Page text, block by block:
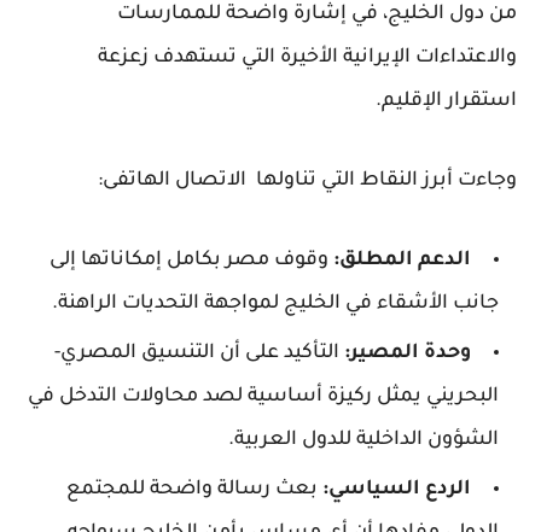
من دول الخليج، في إشارة واضحة للممارسات
والاعتداءات الإيرانية الأخيرة التي تستهدف زعزعة
استقرار الإقليم.
​وجاءت أبرز النقاط التي تناولها الاتصال الهاتفى:
الدعم المطلق: وقوف مصر بكامل إمكاناتها إلى
جانب الأشقاء في الخليج لمواجهة التحديات الراهنة.
وحدة المصير: التأكيد على أن التنسيق المصري-
البحريني يمثل ركيزة أساسية لصد محاولات التدخل في
الشؤون الداخلية للدول العربية.
الردع السياسي: بعث رسالة واضحة للمجتمع